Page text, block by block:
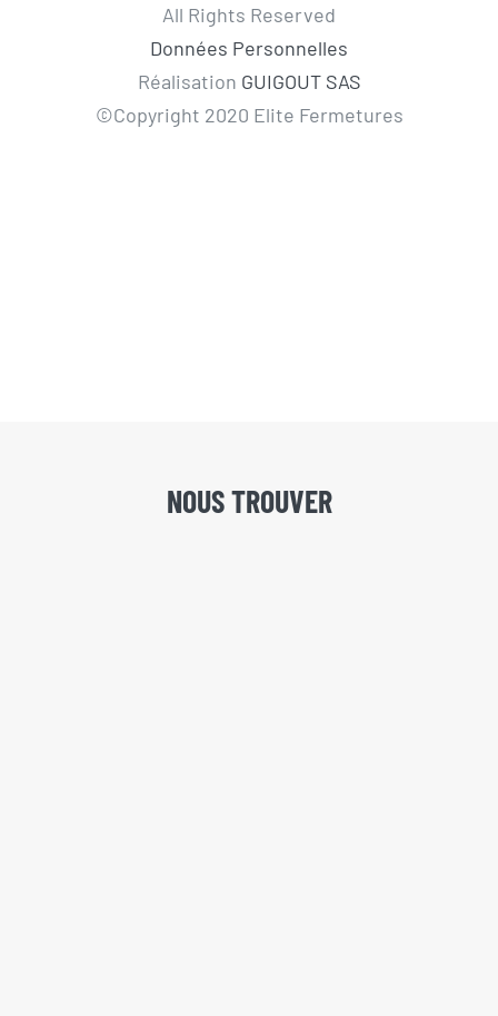
All Rights Reserved
Données Personnelles
Réalisation GUIGOUT SAS
©Copyright 2020 Elite Fermetures
NOUS TROUVER